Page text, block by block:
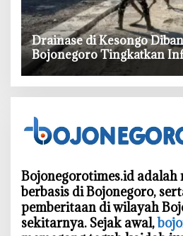
‎Drainase di Kesongo
Bojonegoro Tingkatkan
Bojonegorotimes.id adalah
berbasis di Bojonegoro,
pemberitaan di wilayah
sekitarnya. Sejak awal,